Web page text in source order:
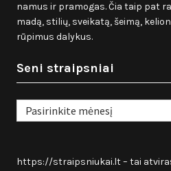
namus ir pramogas. Čia taip pat
madą, stilių, sveikatą, šeimą,
rūpimus dalykus.
Seni straipsniai
Seni
straipsniai
https://straipsniukai.lt– tai